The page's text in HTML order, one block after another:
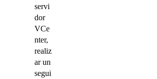
servi
dor
VCe
nter,
realiz
ar un
segui